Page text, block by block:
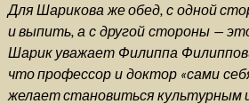
Для Шарикова же обед, с одной
и выпить, а с другой стороны —
Шарик уважает Филиппа
что профессор и доктор «сами
желает становиться культурным